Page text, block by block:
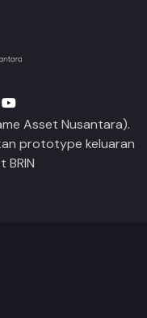
Asset Nusantara).
prototype keluaran
BRIN